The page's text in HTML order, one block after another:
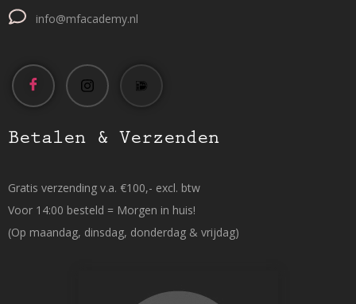
info@mfacademy.nl
Betalen & Verzenden
Gratis verzending v.a. €100,- excl. btw
Voor 14:00 besteld = Morgen in huis!
(Op maandag, dinsdag, donderdag & vrijdag)